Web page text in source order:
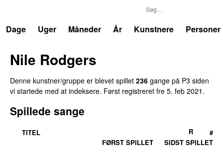
Dage
Uger Måneder År Kunstnere Personer
Nile Rodgers
Denne kunstner/gruppe er blevet spillet 236 gange på P3 siden
vi startede med at indeksere. Først registreret fre 5. feb 2021 .
Spillede sange
TITEL
FØRST SPILLET
SIDST SPILLET
R #